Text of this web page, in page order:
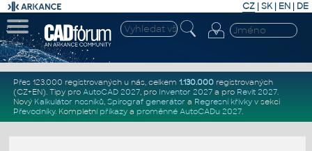
CZ | SK| EN | DE
Přes 123.000 registrovaných u nás, celkem 1.130.000registrovaných
(CZ+EN). Tipy pro AutoCAD 2027, pro Inventor 2027a pro Revit 2027.
Nový Kalkulátor nosníků, Spirograf generátor a Regresní křivkyv sekci
Převodníky. Kompletní příkazya proměnné AutoCADu 2027.